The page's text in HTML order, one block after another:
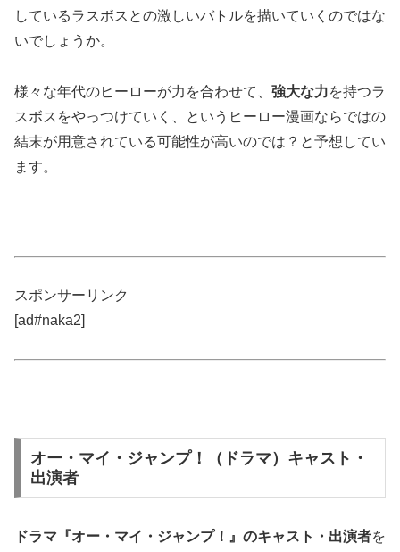
しているラスボスとの激しいバトルを描いていくのではな
いでしょうか。
様々な年代のヒーローが力を合わせて、 強大な力を持つラ
スボス をやっつけていく、というヒーロー漫画ならではの
結末が用意されている可能性が高いのでは？と予想してい
ます。
スポンサーリンク
[ad#naka2]
オー・マイ・ジャンプ！（ドラマ）キャスト・
出演者
ドラマ『オー・マイ・ジャンプ！』のキャスト・出演者を